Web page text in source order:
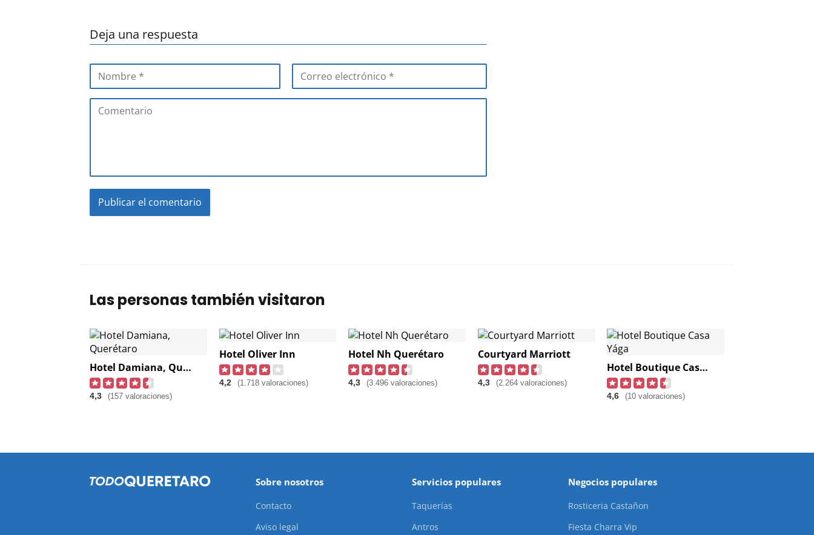
Deja una respuesta
Las personas también visitaron
Hotel Damiana, Querétaro
4,3 (157 valoraciones)
Hotel Oliver Inn
4,2 (1.718 valoraciones)
Hotel Nh Querétaro
4,3 (3.496 valoraciones)
Courtyard Marriott
4,3 (2.264 valoraciones)
Hotel Boutique Casa Yága
4,6 (10 valoraciones)
Sobre nosotros
Contacto
Aviso legal
Servicios populares
Taquerías
Antros
Negocios populares
Rosticeria Castañon
Fiesta Charra Vip